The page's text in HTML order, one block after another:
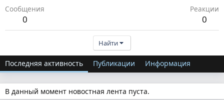
Сообщения
0
Реакции
0
Найти
Последняя активность Публикации Информация
В данный момент новостная лента пуста.